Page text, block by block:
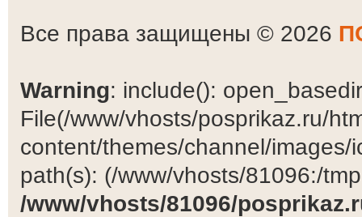
Все права защищены © 2026
Warning: include():
File(/www/vhosts/posprikaz.ru/
content/themes/channel/
path(s): (/www/vhosts/81096:/
/www/vhosts/81096/